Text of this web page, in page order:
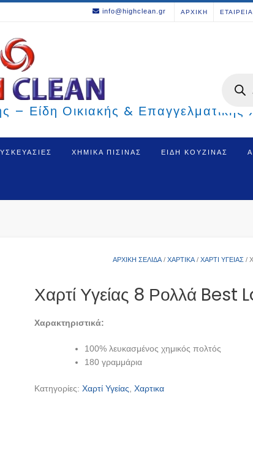
info@highclean.gr ΑΡΧΙΚΗ ΕΤΑΙΡΕΙΑ
– Είδη Οικιακής & Επαγγελματικής
search
ΧΗΜΙΚΑ ΠΙΣΙΝΑΣ ΕΊΔΗ ΚΟΥΖΊΝΑΣ
ΑΡΧΙΚΉ ΣΕΛΊΔΑ / ΧΑΡΤΙΚΑ / ΧΑΡΤΊ ΥΓΕΊΑΣ /
Χαρτί Υγείας 8 Ρολλά
Χαρακτηριστικά:
100% λευκασμένος χημικός πολτός
180 γραμμάρια
Κατηγορίες:Χαρτί Υγείας ,Χαρτικα